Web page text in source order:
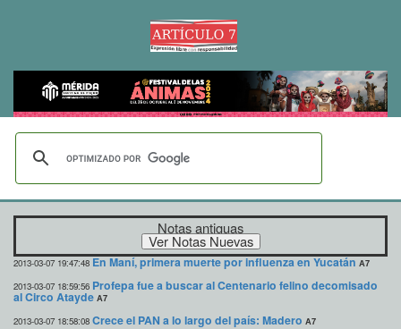
Notas antiguas
2013-03-07 19:47:48 En Maní, primera muerte por influenza en Yucatán A7
2013-03-07 18:59:56 Profepa fue a buscar al Centenario felino decomisado
al Circo Atayde A7
2013-03-07 18:58:08 Crece el PAN a lo largo del país: Madero A7